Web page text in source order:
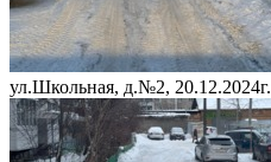
ул.Школьная, д.№2, 20.12.2024г.